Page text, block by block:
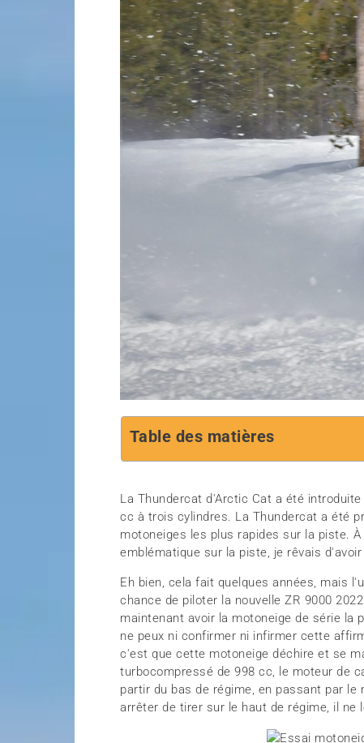
Table des matières
La Thundercat d'Arctic Cat a été
cc à trois cylindres. La Thundercat a été
motoneiges les plus rapides sur la piste.
emblématique sur la piste, je rêvais
Eh bien, cela fait quelques années, mais
chance de piloter la nouvelle ZR 9000
maintenant avoir la motoneige de série la
ne peux ni confirmer ni infirmer cette
c'est que cette motoneige déchire et se
turbocompressé de 998 cc, le moteur de
partir du bas de régime, en passant par
arrêter de tirer sur le haut de régime, il